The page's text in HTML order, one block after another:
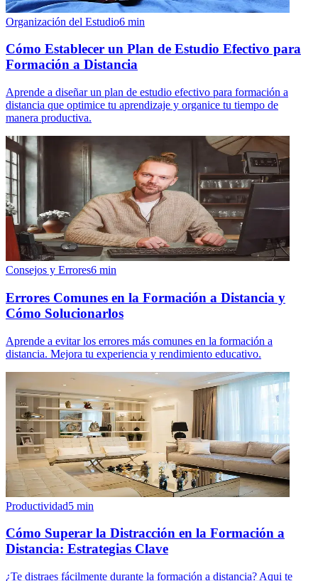
Organización del Estudio6 min
Cómo Establecer un Plan de Estudio Efectivo para
Formación a Distancia
Aprende a diseñar un plan de estudio efectivo para formación a
distancia que optimice tu aprendizaje y organice tu tiempo de
manera productiva.
Consejos y Errores6 min
Errores Comunes en la Formación a Distancia y
Cómo Solucionarlos
Aprende a evitar los errores más comunes en la formación a
distancia. Mejora tu experiencia y rendimiento educativo.
Productividad5 min
Cómo Superar la Distracción en la Formación a
Distancia: Estrategias Clave
¿Te distraes fácilmente durante la formación a distancia? Aqui te